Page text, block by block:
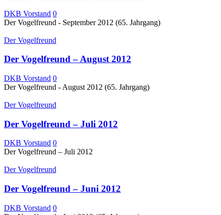
DKB Vorstand 0
Der Vogelfreund - September 2012 (65. Jahrgang)
Der Vogelfreund
Der Vogelfreund – August 2012
DKB Vorstand 0
Der Vogelfreund - August 2012 (65. Jahrgang)
Der Vogelfreund
Der Vogelfreund – Juli 2012
DKB Vorstand 0
Der Vogelfreund – Juli 2012
Der Vogelfreund
Der Vogelfreund – Juni 2012
DKB Vorstand 0